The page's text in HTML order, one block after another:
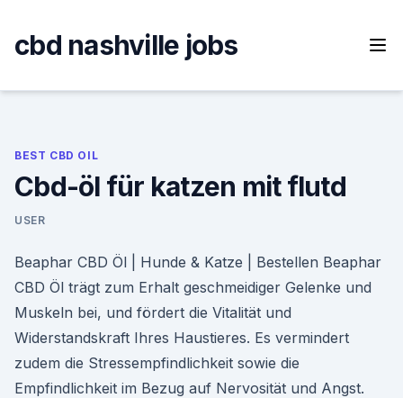
content
cbd nashville jobs
BEST CBD OIL
Cbd-öl für katzen mit flutd
USER
Beaphar CBD Öl | Hunde & Katze | Bestellen Beaphar
CBD Öl trägt zum Erhalt geschmeidiger Gelenke und
Muskeln bei, und fördert die Vitalität und
Widerstandskraft Ihres Haustieres. Es vermindert
zudem die Stressempfindlichkeit sowie die
Empfindlichkeit im Bezug auf Nervosität und Angst.